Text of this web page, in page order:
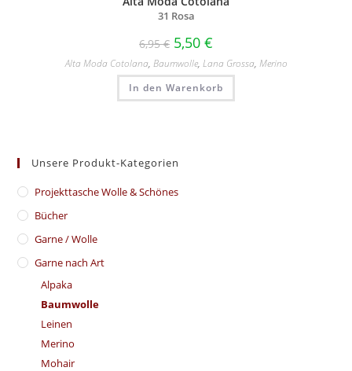
31 Rosa
6,95€ 5,50 €
Alta Moda Cotolana, Baumwolle, Lana Grossa, Merino
In den Warenkorb
Unsere Produkt-Kategorien
​Projekttasche Wolle & Schönes
Bücher
Garne / Wolle
Garne nach Art
Alpaka
Baumwolle
Leinen
Merino
Mohair